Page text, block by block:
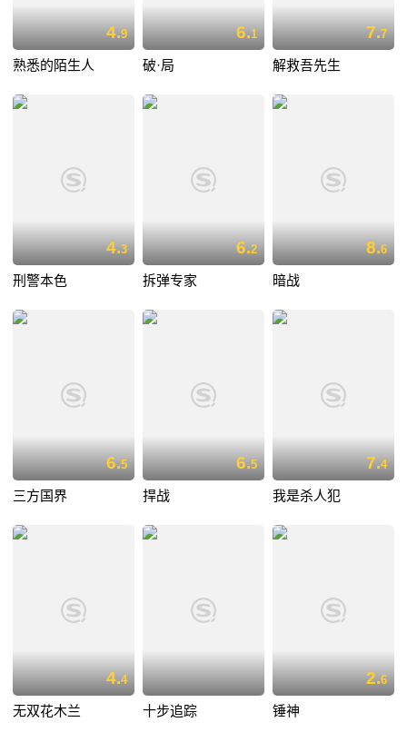
4.9
熟悉的陌生人
6.1
破·局
7.7
解救吾先生
4.3
刑警本色
6.2
拆弹专家
8.6
暗战
6.5
三方国界
6.5
捍战
7.4
我是杀人犯
4.4
无双花木兰 十步追踪
2.6
锤神